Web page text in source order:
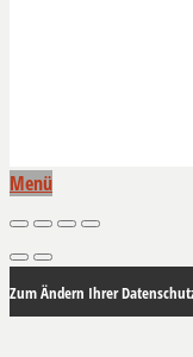
Menü
Zum Ändern Ihrer